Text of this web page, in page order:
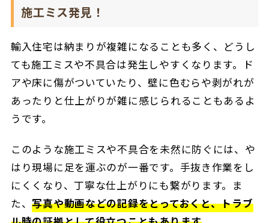
施工ミス発見！
輸入住宅は納まりが複雑になることも多く、どうし
ても施工ミスや不具合は発生しやすくなります。ド
アや床に傷がついていたり、壁に色むらや剥がれが
あったりと仕上がりが雑に感じられることもあるよ
うです。
このような施工ミスや不具合を未然に防ぐには、や
はり現場に足を運ぶのが一番です。手抜き作業をし
にくくなり、丁寧な仕上がりにも繋がります。ま
た、写真や動画などの記録をとっておくと、トラブ